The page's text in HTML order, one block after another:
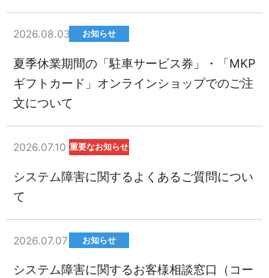
2026.08.03 お知らせ
夏季休業期間の「駐車サービス券」・「MKP
ギフトカード」オンラインショップでのご注
文について
2026.07.10 重要なお知らせ
システム障害に関するよくあるご質問につい
て
2026.07.07 お知らせ
システム障害に関するお客様相談窓口（コー